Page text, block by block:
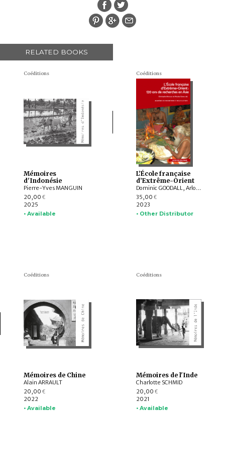
RELATED BOOKS
Coéditions
Mémoires
d'Indonésie
Pierre-Yves MANGUIN
20,00 €
2025
• Available
Coéditions
L’École française
d’Extrême-Orient
Dominic GOODALL, Arlo GRIFFITHS, Alain ARRAULT, Christophe MARQUET, Damian EVANS, Yves GOUDINEAU, Franciscus VERELLEN, Pierre-Sylvain FILLIOZAT, Nicolas GRIMAL, Jean-Pierre MAHÉ
35,00 €
2023
• Other Distributor
Coéditions
Mémoires de Chine
Alain ARRAULT
20,00 €
2022
• Available
Coéditions
Mémoires de l'Inde
Charlotte SCHMID
20,00 €
2021
• Available